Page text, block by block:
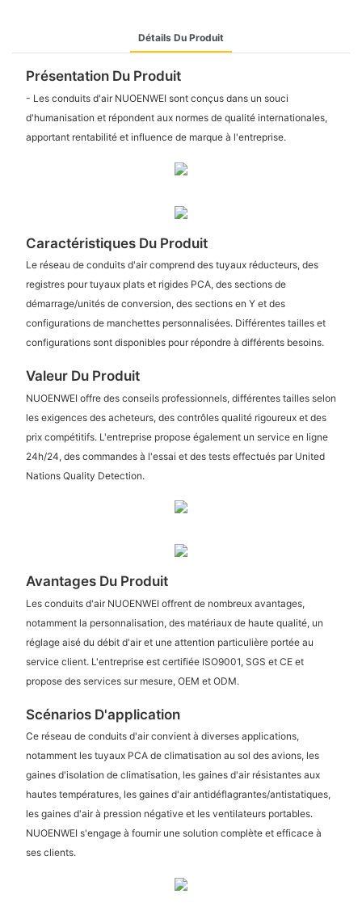
Détails Du Produit
Présentation Du Produit
- Les conduits d'air NUOENWEI sont conçus dans un souci
d'humanisation et répondent aux normes de qualité internationales,
apportant rentabilité et influence de marque à l'entreprise.
Caractéristiques Du Produit
Le réseau de conduits d'air comprend des tuyaux réducteurs, des
registres pour tuyaux plats et rigides PCA, des sections de
démarrage/unités de conversion, des sections en Y et des
configurations de manchettes personnalisées. Différentes tailles et
configurations sont disponibles pour répondre à différents besoins.
Valeur Du Produit
NUOENWEI offre des conseils professionnels, différentes tailles selon
les exigences des acheteurs, des contrôles qualité rigoureux et des
prix compétitifs. L'entreprise propose également un service en ligne
24h/24, des commandes à l'essai et des tests effectués par United
Nations Quality Detection.
Avantages Du Produit
Les conduits d'air NUOENWEI offrent de nombreux avantages,
notamment la personnalisation, des matériaux de haute qualité, un
réglage aisé du débit d'air et une attention particulière portée au
service client. L'entreprise est certifiée ISO9001, SGS et CE et
propose des services sur mesure, OEM et ODM.
Scénarios D'application
Ce réseau de conduits d'air convient à diverses applications,
notamment les tuyaux PCA de climatisation au sol des avions, les
gaines d'isolation de climatisation, les gaines d'air résistantes aux
hautes températures, les gaines d'air antidéflagrantes/antistatiques,
les gaines d'air à pression négative et les ventilateurs portables.
NUOENWEI s'engage à fournir une solution complète et efficace à
ses clients.